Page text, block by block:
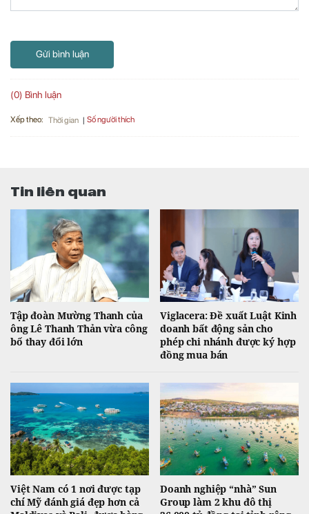
Gửi bình luận
(0) Bình luận
Xếp theo: Thời gian Số người thích
Tin liên quan
Tập đoàn Mường Thanh của
ông Lê Thanh Thản vừa công
bố thay đổi lớn
Viglacera: Đề xuất Luật Kinh
doanh bất động sản cho
phép chi nhánh được ký hợp
đồng mua bán
Việt Nam có 1 nơi được tạp
chí Mỹ đánh giá đẹp hơn cả
Doanh nghiệp “nhà” Sun
Group làm 2 khu đô thị